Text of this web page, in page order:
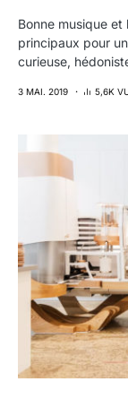
Bonne musique
principaux pour
curieuse,
3 MAI. 2019 5,6K